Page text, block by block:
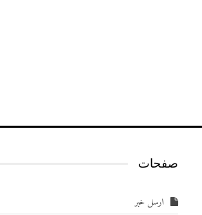
صفحات
ارسل خبر